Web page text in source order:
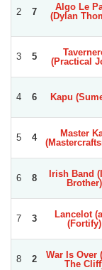
2 7
Algo Le
(Dylan
3 5
(Practical
4 6 Kapu
5 4
Master
6 8
Irish Band
Brother)
7 3
Lancelot
(Fortify)
8 2
War Is Over
The